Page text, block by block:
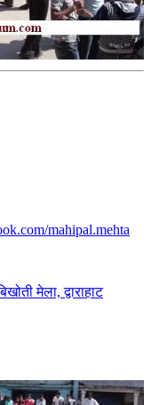
mahipal.mehta
मेला, द्वाराहाट